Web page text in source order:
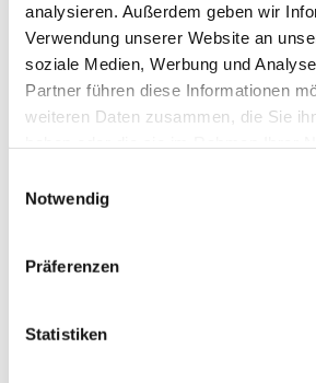
analysieren. Außerdem geben wir
Verwendung unserer Website an
soziale Medien, Werbung und
Partner führen diese Informationen
weiteren Daten zusammen, die Sie
Notwendig
Präferenzen
Statistiken